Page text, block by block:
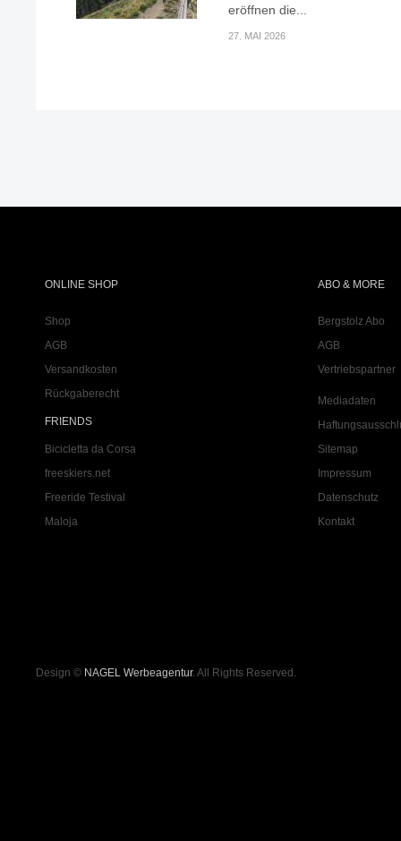
eröffnen die...
27. MAI 2026
ONLINE SHOP
Shop
AGB
Versandkosten
Rückgaberecht
FRIENDS
Bicicletta da Corsa
freeskiers.net
Freeride Testival
Maloja
ABO & MORE
Bergstolz Abo
AGB
Vertriebspartner
Mediadaten
Sitemap
Impressum
Datenschutz
Kontakt
Design © NAGEL Werbeagentur. All Rights Reserved.